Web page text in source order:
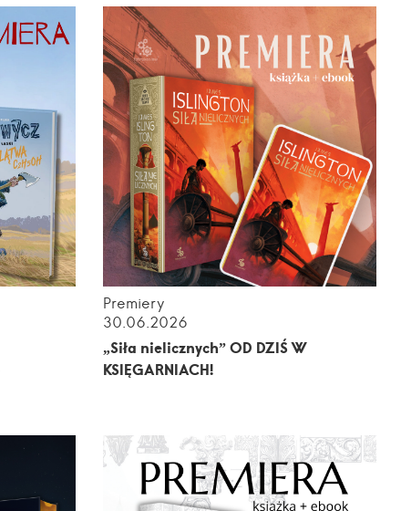
Premiery
30.06.2026
„Siła nielicznych” OD DZIŚ W
KSIĘGARNIACH!